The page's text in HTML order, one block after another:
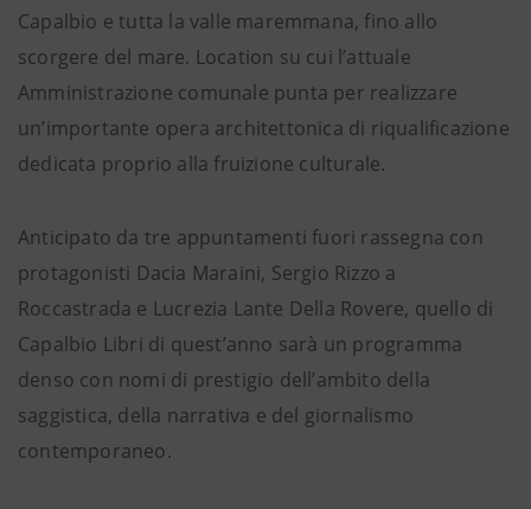
Capalbio e tutta la valle maremmana, fino allo
scorgere del mare. Location su cui l’attuale
Amministrazione comunale punta per realizzare
un’importante opera architettonica di riqualificazione
dedicata proprio alla fruizione culturale.
Anticipato da tre appuntamenti fuori rassegna con
protagonisti Dacia Maraini, Sergio Rizzo a
Roccastrada e Lucrezia Lante Della Rovere, quello di
Capalbio Libri di quest’anno sarà un programma
denso con nomi di prestigio dell’ambito della
saggistica, della narrativa e del giornalismo
contemporaneo.